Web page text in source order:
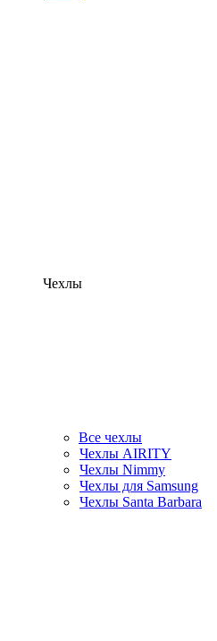
Чехлы
Все чехлы
Чехлы AIRITY
Чехлы Nimmy
Чехлы для Samsung
Чехлы Santa Barbara